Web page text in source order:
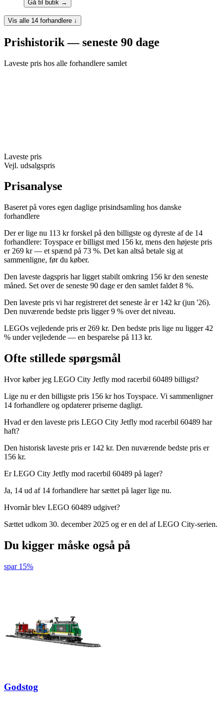
Gå til butik →
Vis alle 14 forhandlere ↓
Prishistorik — seneste 90 dage
Laveste pris hos alle forhandlere samlet
Laveste pris
Vejl. udsalgspris
Prisanalyse
Baseret på vores egen daglige prisindsamling hos danske
forhandlere
Der er lige nu 113 kr forskel på den billigste og dyreste af de 14
forhandlere: Toyspace er billigst med 156 kr, mens den højeste pris
er 269 kr — et spænd på 73 %. Det kan altså betale sig at
sammenligne, før du køber.
Den laveste dagspris har ligget stabilt omkring 156 kr den seneste
måned. Set over de seneste 90 dage er den samlet faldet 8 %.
Den laveste pris vi har registreret det seneste år er 142 kr (jun '26).
Den nuværende bedste pris ligger 9 % over det niveau.
LEGOs vejledende pris er 269 kr. Den bedste pris lige nu ligger 42
% under vejledende — en besparelse på 113 kr.
Ofte stillede spørgsmål
Hvor køber jeg LEGO City Jetfly mod racerbil 60489 billigst?
Lige nu er den billigste pris 156 kr hos Toyspace. Vi sammenligner
14 forhandlere og opdaterer priserne dagligt.
Hvad er den laveste pris LEGO City Jetfly mod racerbil 60489 har
haft?
Den historisk laveste pris er 142 kr. Den nuværende bedste pris er
156 kr.
Er LEGO City Jetfly mod racerbil 60489 på lager?
Ja, 14 ud af 14 forhandlere har sættet på lager lige nu.
Hvornår blev LEGO 60489 udgivet?
Sættet udkom 30. december 2025 og er en del af LEGO City-serien.
Du kigger måske også på
spar 15%
Godstog